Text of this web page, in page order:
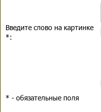
Введите слово на картинке
*:
* - обязательные поля